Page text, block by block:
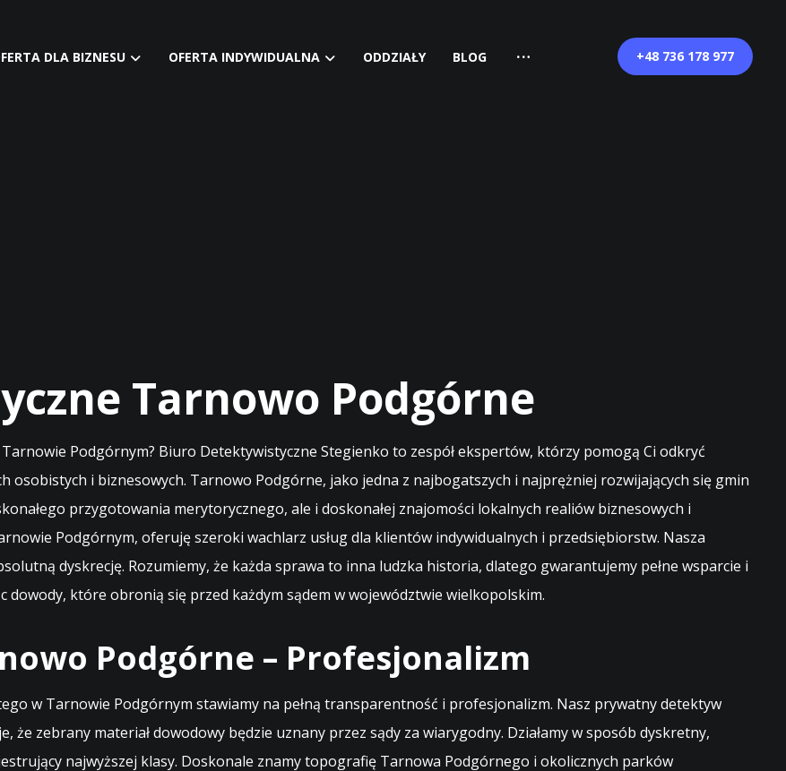
DLA BIZNESU OFERTA INDYWIDUALNA ODDZIAŁY BLOG +48 736 178 977
Tarnowo Podgórne
Podgórnym? Biuro Detektywistyczne Stegienko to zespół ekspertów, którzy pomogą Ci odkryć
osobistych i biznesowych. Tarnowo Podgórne, jako jedna z najbogatszych i najprężniej rozwijających się gmin
przygotowania merytorycznego, ale i doskonałej znajomości lokalnych realiów biznesowych i
Podgórnym, oferuję szeroki wachlarz usług dla klientów indywidualnych i przedsiębiorstw. Nasza
dyskrecję. Rozumiemy, że każda sprawa to inna ludzka historia, dlatego gwarantujemy pełne wsparcie i
dowody, które obronią się przed każdym sądem w województwie wielkopolskim.
Podgórne – Profesjonalizm
w Tarnowie Podgórnym stawiamy na pełną transparentność i profesjonalizm. Nasz prywatny detektyw
że zebrany materiał dowodowy będzie uznany przez sądy za wiarygodny. Działamy w sposób dyskretny,
najwyższej klasy. Doskonale znamy topografię Tarnowa Podgórnego i okolicznych parków